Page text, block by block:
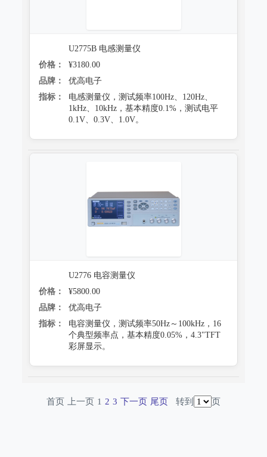
U2775B 电感测量仪
价格：
¥3180.00
品牌：
优高电子
指标：
电感测量仪，测试频率100Hz、120Hz、
1kHz、10kHz，基本精度0.1%，测试电平
0.1V、0.3V、1.0V。
U2776 电容测量仪
价格：
¥5800.00
品牌：
优高电子
指标：
电容测量仪，测试频率50Hz～100kHz，16
个典型频率点，基本精度0.05%，4.3"TFT
彩屏显示。
首页 上一页 1 2 3 下一页 尾页 转到 页